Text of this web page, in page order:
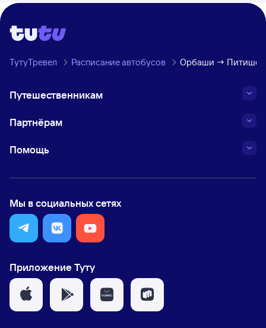
ТутуТревел Расписание автобусов Орбаши →
Путешественникам
Партнёрам
Помощь
Мы в социальных сетях
Приложение Туту